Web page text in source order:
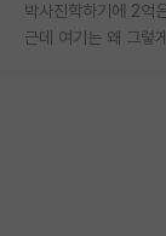
근데 여기는 왜 그렇